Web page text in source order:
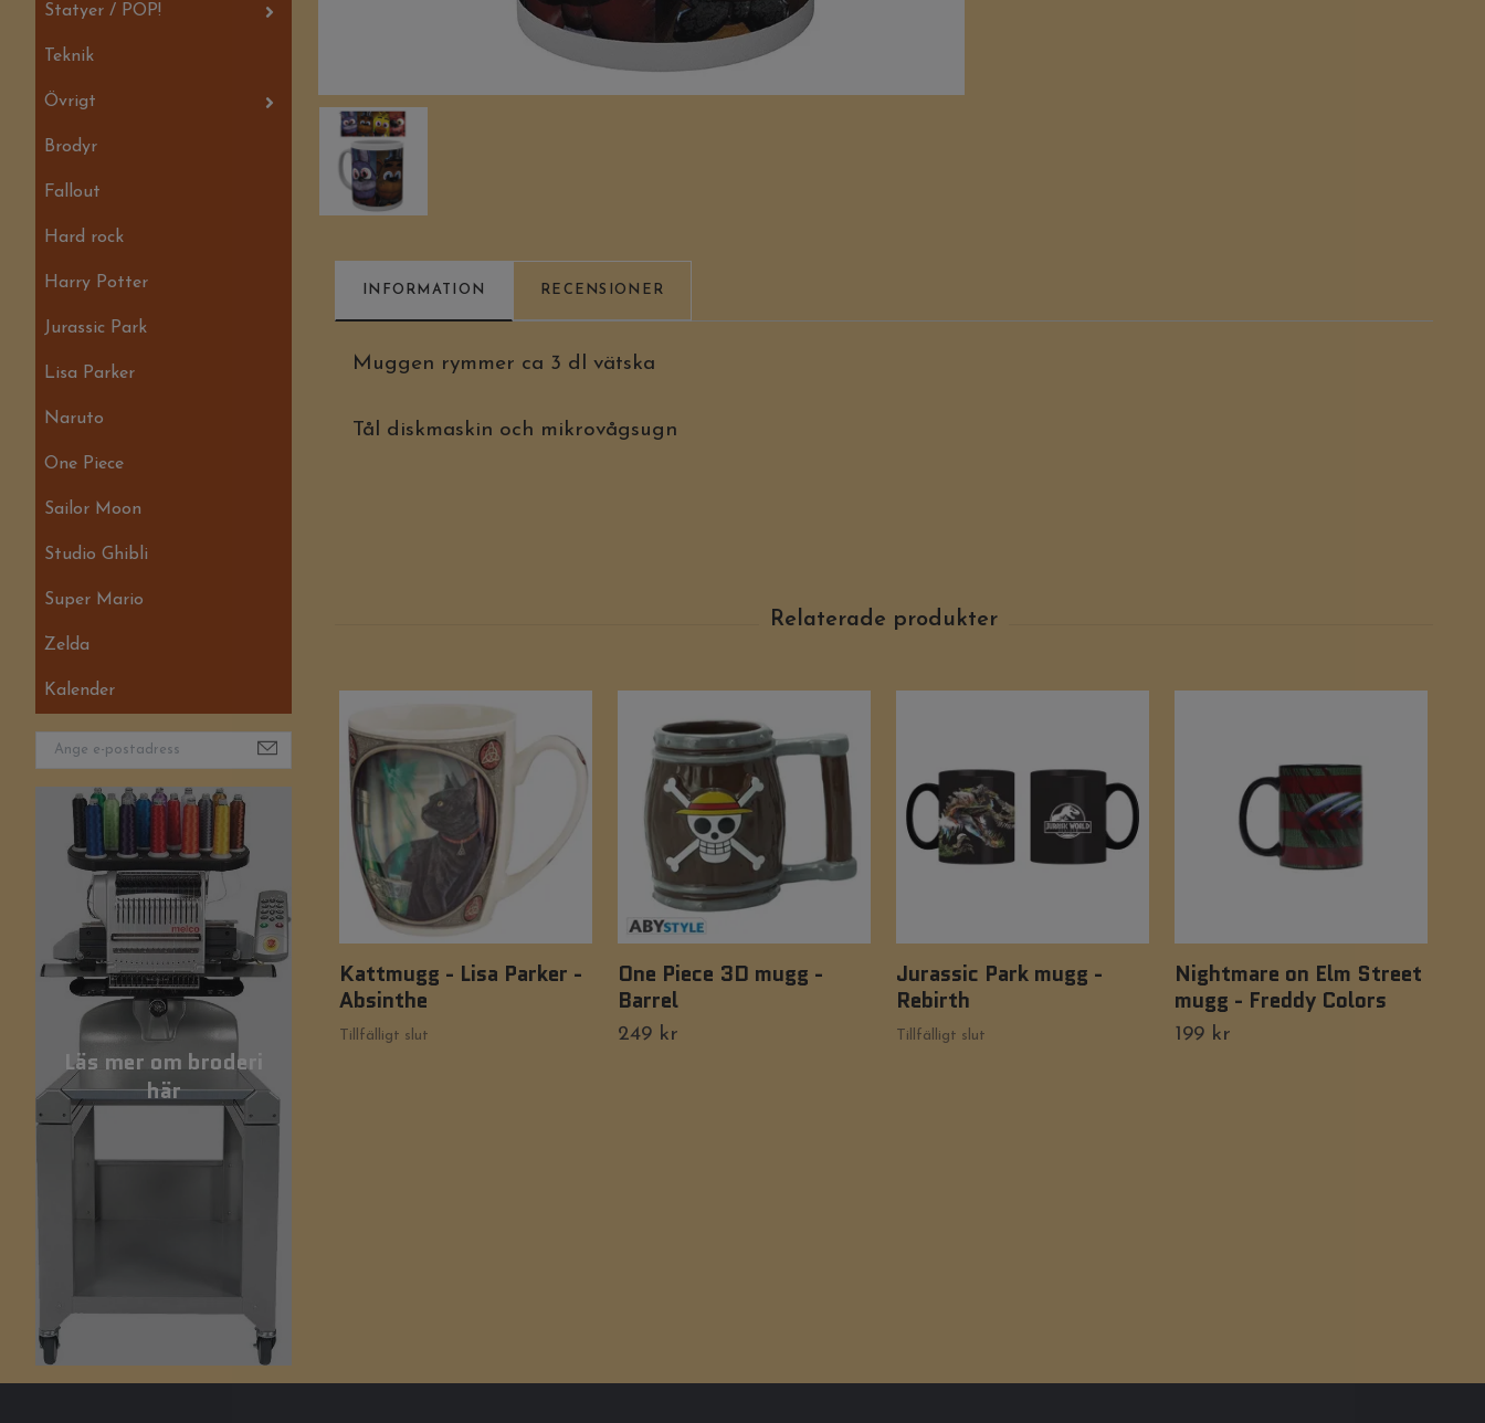
Statyer / POP!
Teknik
Övrigt
Brodyr
Fallout
Hard rock
Harry Potter
Jurassic Park
Lisa Parker
Naruto
One Piece
Sailor Moon
Studio Ghibli
Super Mario
Zelda
Kalender
Läs mer om broderi
här
INFORMATION RECENSIONER
Muggen rymmer ca 3 dl vätska
Tål diskmaskin och mikrovågsugn
Kattmugg - Lisa Parker -
Absinthe
Tillfälligt slut
One Piece 3D mugg -
Barrel
249 kr
Jurassic Park mugg -
Rebirth
Tillfälligt slut
Nightmare on Elm Street
mugg - Freddy Colors
199 kr